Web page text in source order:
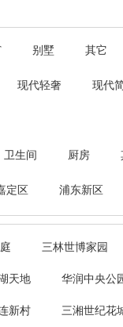
别墅 其它
现代轻奢 现代
卫生间 厨房
定区 浦东新区
三林世博家园
天地 华润中央公
新村 三湘世纪花